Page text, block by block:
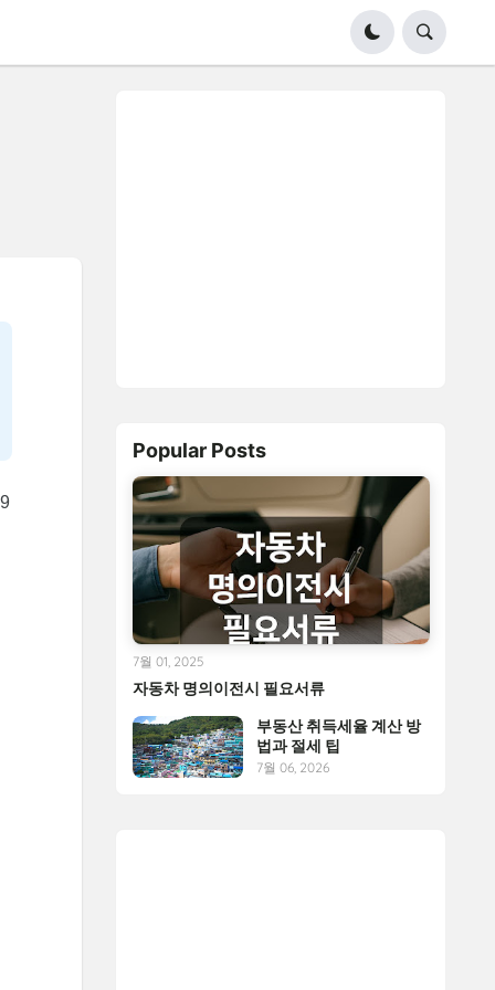
Popular Posts
자동차 명의이전시 필요서류
7월 01, 2025
부동산 취득세율 계산 방
법과 절세 팁
7월 06, 2026